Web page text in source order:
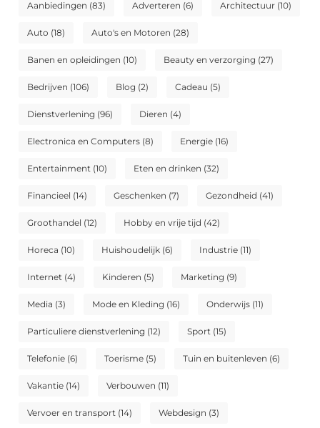
Aanbiedingen (83) Adverteren (6) Architectuur (10)
Auto (18) Auto's en Motoren (28)
Banen en opleidingen (10) Beauty en verzorging (27)
Bedrijven (106) Blog (2) Cadeau (5)
Dienstverlening (96) Dieren (4)
Electronica en Computers (8) Energie (16)
Entertainment (10) Eten en drinken (32)
Financieel (14) Geschenken (7) Gezondheid (41)
Groothandel (12) Hobby en vrije tijd (42)
Horeca (10) Huishoudelijk (6) Industrie (11)
Internet (4) Kinderen (5) Marketing (9)
Media (3) Mode en Kleding (16) Onderwijs (11)
Particuliere dienstverlening (12) Sport (15)
Telefonie (6) Toerisme (5) Tuin en buitenleven (6)
Vakantie (14) Verbouwen (11)
Vervoer en transport (14) Webdesign (3)